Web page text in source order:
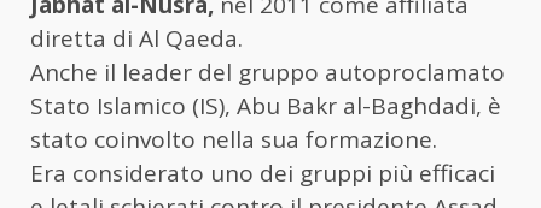
diretta di Al Qaeda.
Anche il leader del gruppo autoproclamato
Stato Islamico (IS), Abu Bakr al-Baghdadi, è
stato coinvolto nella sua formazione.
Era considerato uno dei gruppi più efficaci